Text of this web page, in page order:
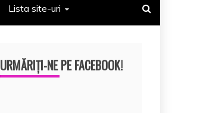
Lista site-uri
URMĂRIȚI-NE PE FACEBOOK!